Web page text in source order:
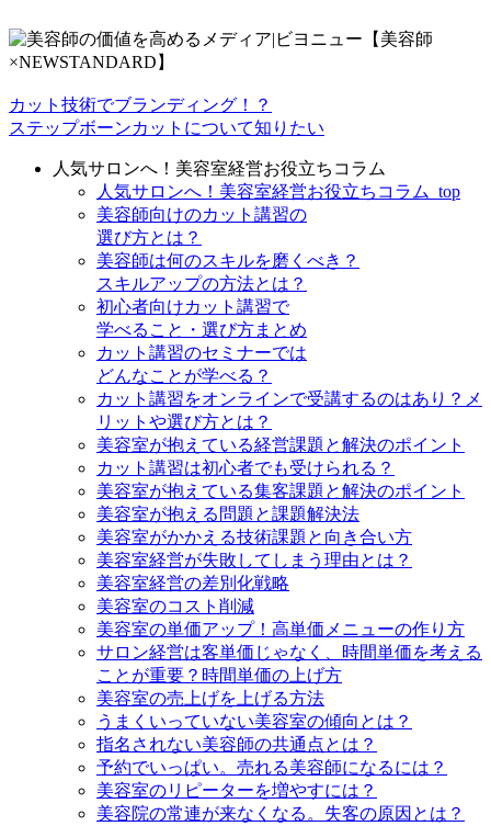
カット技術でブランディング！？
ステップボーンカットについて知りたい
人気サロンへ！美容室経営お役立ちコラム
人気サロンへ！美容室経営お役立ちコラム_top
美容師向けのカット講習の
選び方とは？
美容師は何のスキルを磨くべき？
スキルアップの方法とは？
初心者向けカット講習で
学べること・選び方まとめ
カット講習のセミナーでは
どんなことが学べる？
カット講習をオンラインで受講するのはあり？メ
リットや選び方とは？
美容室が抱えている経営課題と解決のポイント
カット講習は初心者でも受けられる？
美容室が抱えている集客課題と解決のポイント
美容室が抱える問題と課題解決法
美容室がかかえる技術課題と向き合い方
美容室経営が失敗してしまう理由とは？
美容室経営の差別化戦略
美容室のコスト削減
美容室の単価アップ！高単価メニューの作り方
サロン経営は客単価じゃなく、時間単価を考える
ことが重要？時間単価の上げ方
美容室の売上げを上げる方法
うまくいっていない美容室の傾向とは？
指名されない美容師の共通点とは？
予約でいっぱい。売れる美容師になるには？
美容室のリピーターを増やすには？
美容院の常連が来なくなる。失客の原因とは？